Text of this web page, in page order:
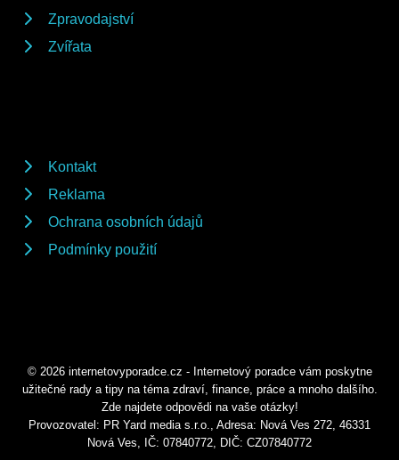
Zpravodajství
Zvířata
Kontakt
Reklama
Ochrana osobních údajů
Podmínky použití
© 2026 internetovyporadce.cz - Internetový poradce vám poskytne
užitečné rady a tipy na téma zdraví, finance, práce a mnoho dalšího.
Zde najdete odpovědi na vaše otázky!
Provozovatel: PR Yard media s.r.o., Adresa: Nová Ves 272, 46331
Nová Ves, IČ: 07840772, DIČ: CZ07840772